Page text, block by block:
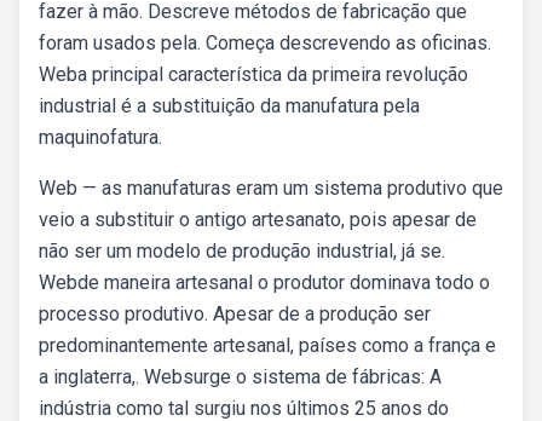
fazer à mão. Descreve métodos de fabricação que
foram usados pela. Começa descrevendo as oficinas.
Weba principal característica da primeira revolução
industrial é a substituição da manufatura pela
maquinofatura.
Web — as manufaturas eram um sistema produtivo que
veio a substituir o antigo artesanato, pois apesar de
não ser um modelo de produção industrial, já se.
Webde maneira artesanal o produtor dominava todo o
processo produtivo. Apesar de a produção ser
predominantemente artesanal, países como a frança e
a inglaterra,. Websurge o sistema de fábricas: A
indústria como tal surgiu nos últimos 25 anos do